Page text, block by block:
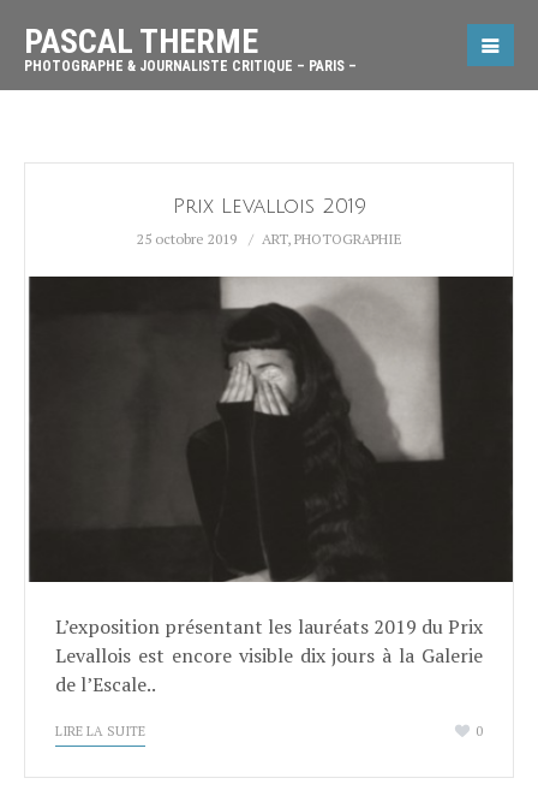
PASCAL THERME
PHOTOGRAPHE & JOURNALISTE CRITIQUE – PARIS –
Prix Levallois 2019
25 octobre 2019 ART, PHOTOGRAPHIE
L’exposition présentant les lauréats 2019 du Prix
Levallois est encore visible dix jours à la Galerie
de l’Escale..
LIRE LA SUITE 0